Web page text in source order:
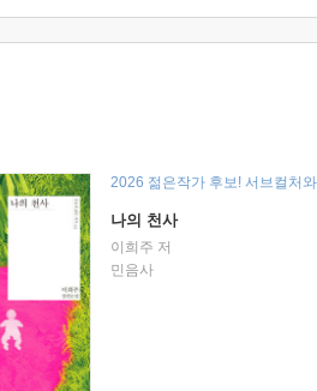
2026 젊은작가 후보! 서브컬처
나의 천사
이희주 저
민음사